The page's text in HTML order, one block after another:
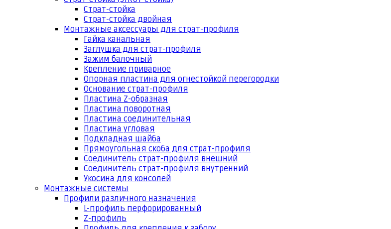
Страт-стойка
Страт-стойка двойная
Монтажные аксессуары для страт-профиля
Гайка канальная
Заглушка для страт-профиля
Зажим балочный
Крепление приварное
Опорная пластина для огнестойкой перегородки
Основание страт-профиля
Пластина Z-образная
Пластина поворотная
Пластина соединительная
Пластина угловая
Подкладная шайба
Прямоугольная скоба для страт-профиля
Соединитель страт-профиля внешний
Соединитель страт-профиля внутренний
Укосина для консолей
Монтажные системы
Профили различного назначения
L-профиль перфорированный
Z-профиль